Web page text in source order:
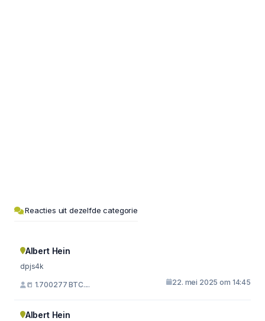
Reacties uit dezelfde categorie
Albert Hein
dpjs4k
📒 1.700277 BTC.... 22. mei 2025 om 14:45
Albert Hein